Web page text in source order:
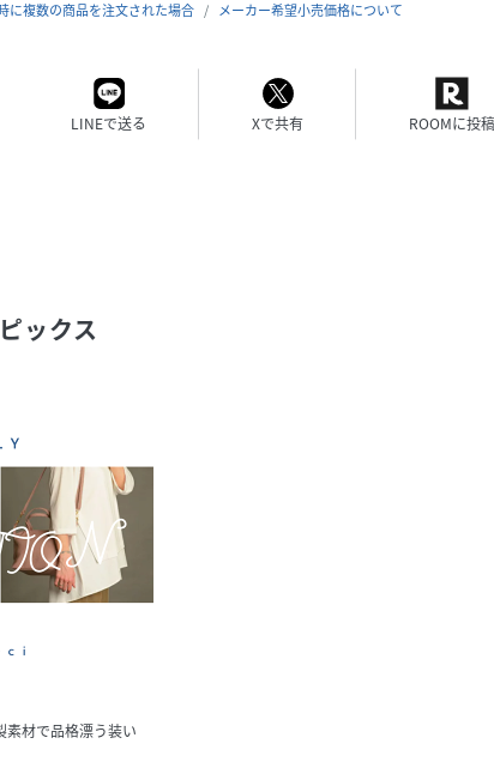
に複数の商品を注文された場合
メーカー希望小売価格について
LINEで送る Xで共有 ROOMに投稿
ックス
材で品格漂う装い